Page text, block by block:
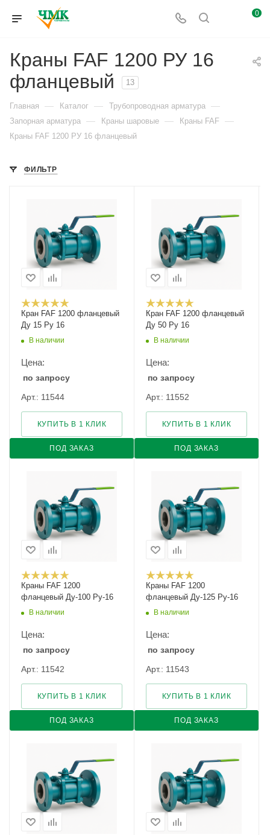
0
Краны FAF 1200 РУ 16
фланцевый
13
Главная — Каталог — Трубопроводная арматура —
Запорная арматура — Краны шаровые — Краны FAF —
Краны FAF 1200 РУ 16 фланцевый
ФИЛЬТР
Кран FAF 1200 фланцевый
Ду 15 Ру 16
В наличии
Цена:
по запросу
Арт.: 11544
ПОД ЗАКАЗ
КУПИТЬ В 1 КЛИК
Кран FAF 1200 фланцевый
Ду 50 Ру 16
В наличии
Цена:
по запросу
Арт.: 11552
ПОД ЗАКАЗ
КУПИТЬ В 1 КЛИК
Краны FAF 1200
фланцевый Ду-100 Ру-16
В наличии
Цена:
по запросу
Арт.: 11542
ПОД ЗАКАЗ
КУПИТЬ В 1 КЛИК
Краны FAF 1200
фланцевый Ду-125 Ру-16
В наличии
Цена:
по запросу
Арт.: 11543
ПОД ЗАКАЗ
КУПИТЬ В 1 КЛИК